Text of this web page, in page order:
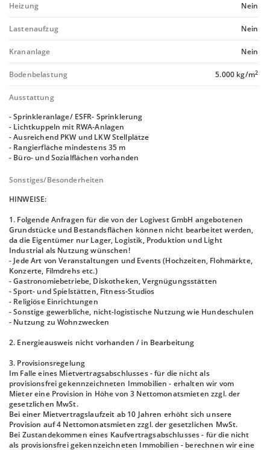
Heizung Nein
Lastenaufzug Nein
Krananlage Nein
Bodenbelastung 5.000 kg/m2
Ausstattung
- Sprinkleranlage/ ESFR- Sprinklerung
- Lichtkuppeln mit RWA-Anlagen
- Ausreichend PKW und LKW Stellplätze
- Rangierfläche mindestens 35 m
- Büro- und Sozialflächen vorhanden
Sonstiges/Besonderheiten
HINWEISE:
1. Folgende Anfragen für die von der Logivest GmbH angebotenen
Grundstücke und Bestandsflächen können nicht bearbeitet werden,
da die Eigentümer nur Lager, Logistik, Produktion und Light
Industrial als Nutzung wünschen!
- Jede Art von Veranstaltungen und Events (Hochzeiten, Flohmärkte,
Konzerte, Filmdrehs etc.)
- Gastronomiebetriebe, Diskotheken, Vergnügungsstätten
- Sport- und Spielstätten, Fitness-Studios
- Religiöse Einrichtungen
- Sonstige gewerbliche, nicht-logistische Nutzung wie Hundeschulen
- Nutzung zu Wohnzwecken
2. Energieausweis nicht vorhanden / in Bearbeitung
3. Provisionsregelung
Im Falle eines Mietvertragsabschlusses - für die nicht als
provisionsfrei gekennzeichneten Immobilien - erhalten wir vom
Mieter eine Provision in Höhe von 3 Nettomonatsmieten zzgl. der
gesetzlichen MwSt.
Bei einer Mietvertragslaufzeit ab 10 Jahren erhöht sich unsere
Provision auf 4 Nettomonatsmieten zzgl. der gesetzlichen MwSt.
Bei Zustandekommen eines Kaufvertragsabschlusses - für die nicht
als provisionsfrei gekennzeichneten Immobilien - berechnen wir eine